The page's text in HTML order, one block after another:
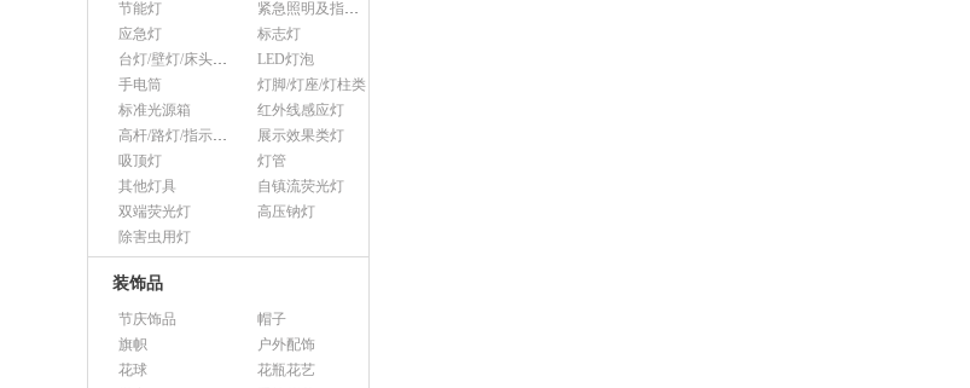
节能灯
紧急照明及指示灯
应急灯
标志灯
台灯/壁灯/床头灯/落地灯
LED灯泡
手电筒
灯脚/灯座/灯柱类
标准光源箱
红外线感应灯
高杆/路灯/指示灯类
展示效果类灯
吸顶灯
灯管
其他灯具
自镇流荧光灯
双端荧光灯
高压钠灯
除害虫用灯
装饰品
节庆饰品
帽子
旗帜
户外配饰
花球
花瓶花艺